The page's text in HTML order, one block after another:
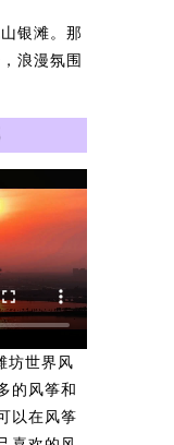
银滩。那
浪漫氛围
坊世界风
的风筝和
以在风筝